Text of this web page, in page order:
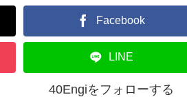
Facebook
LINE
40Engiをフォローする